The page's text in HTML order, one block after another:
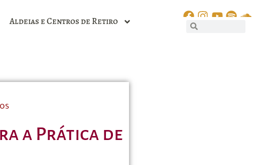
Aldeias e Centros de Retiro
a Prática de